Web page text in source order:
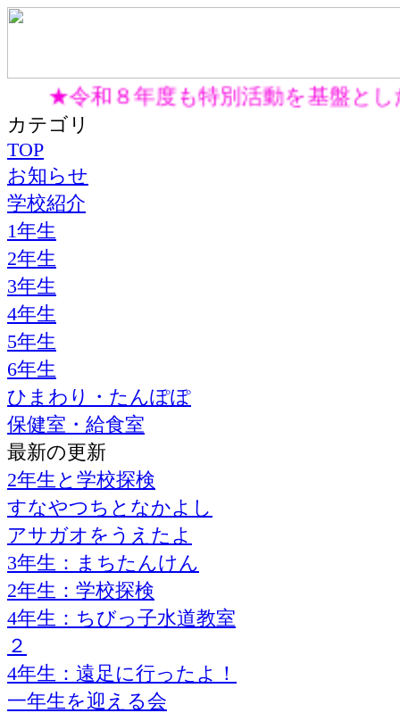
★令和８年度も特別活動を基盤と
カテゴリ
TOP
お知らせ
学校紹介
1年生
2年生
3年生
4年生
5年生
6年生
ひまわり・たんぽぽ
保健室・給食室
最新の更新
2年生と学校探検
すなやつちとなかよし
アサガオをうえたよ
3年生：まちたんけん
2年生：学校探検
4年生：ちびっ子水道教室
２
4年生：遠足に行ったよ！
一年生を迎える会